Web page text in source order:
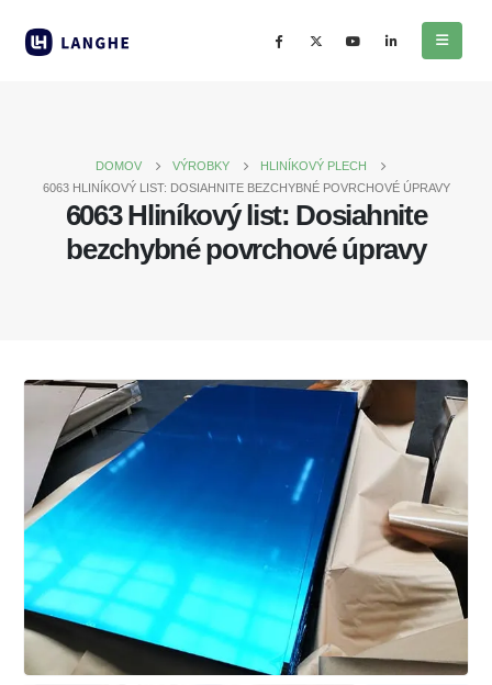
DOMOV VÝROBKY
HLINÍKOVÝ PLECH
6063 HLINÍKOVÝ LIST: DOSIAHNITE BEZCHYBNÉ POVRCHOVÉ ÚPRAVY
6063 Hliníkový list: Dosiahnite
bezchybné povrchové úpravy